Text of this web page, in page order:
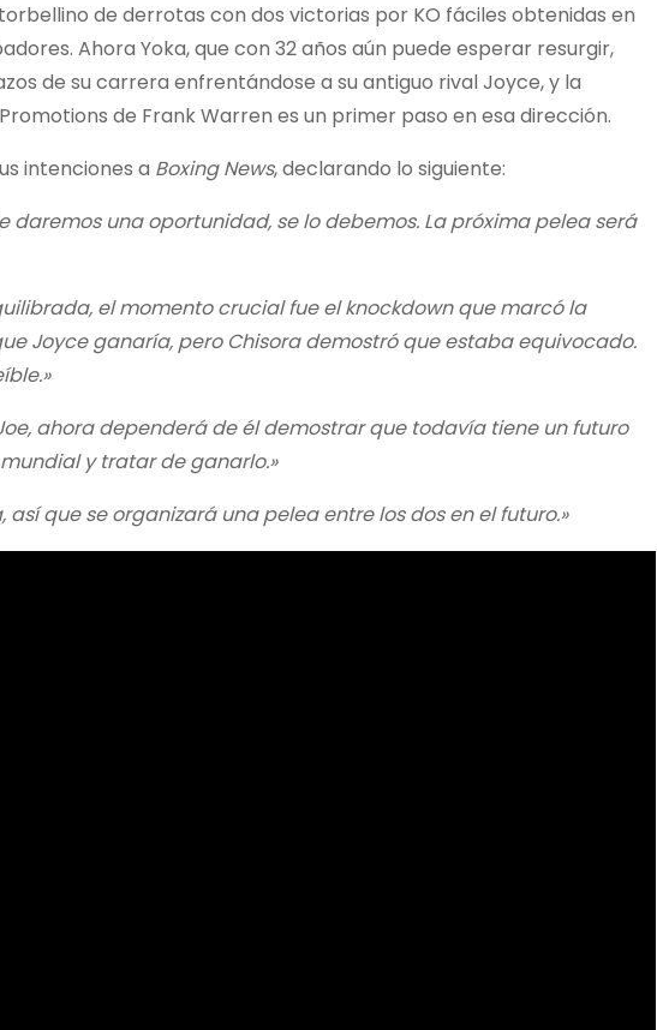
de derrotas con dos victorias por KO fáciles obtenidas en
Ahora Yoka, que con 32 años aún puede esperar resurgir,
de su carrera enfrentándose a su antiguo rival Joyce, y la
de Frank Warren es un primer paso en esa dirección.
intenciones a Boxing News, declarando lo siguiente:
daremos una oportunidad, se lo debemos. La próxima pelea será
el momento crucial fue el knockdown que marcó la
Joyce ganaría, pero Chisora demostró que estaba equivocado.
ahora dependerá de él demostrar que todavía tiene un futuro
y tratar de ganarlo.»
así que se organizará una pelea entre los dos en el futuro.»